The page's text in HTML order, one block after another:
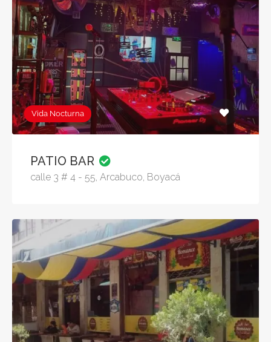
Vida Nocturna
PATIO BAR
calle 3 # 4 - 55, Arcabuco, Boyacá